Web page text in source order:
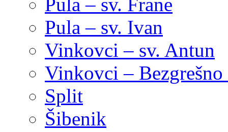
Pula – sv. Ivan
Vinkovci – sv. Antun
Vinkovci –
Split
Šibenik